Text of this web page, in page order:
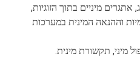
אתגרים מיניים בתוך הזוגיות,
וההנאה המינית במערכות
מיני, תקשורת מינית.